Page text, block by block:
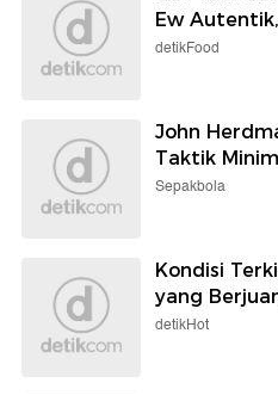
Ew
detikFood
John
Taktik
Sepakbola
Kondisi
yang
detikHot